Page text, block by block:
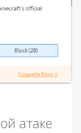
атаке